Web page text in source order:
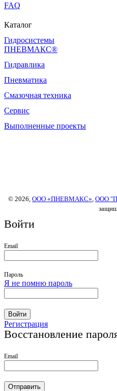
FAQ
Каталог
Гидросистемы
ПНЕВМАКС®
Гидравлика
Пневматика
Смазочная техника
Сервис
Выполненные проекты
© 2026, ООО «ПНЕВМАКС» ООО
Войти
Email
Пароль
Я не помню пароль
Войти
Регистрация
Восстановление
Email
Отправить